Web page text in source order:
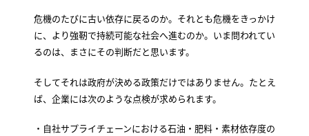
危機のたびに古い依存に戻るのか。それとも危機をきっかけ
に、より強靭で持続可能な社会へ進むのか。いま問われてい
るのは、まさにその判断だと思います。
そしてそれは政府が決める政策だけではありません。たとえ
ば、企業には次のような点検が求められます。
・自社サプライチェーンにおける石油・肥料・素材依存度の